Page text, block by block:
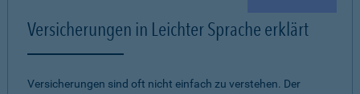
Versicherungen in Leichter Sprache erklärt
Versicherungen sind oft nicht einfach zu verstehen. Der